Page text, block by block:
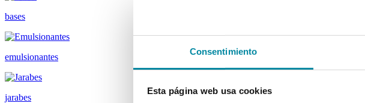
Consentimiento
Esta página web usa cookies
bases
emulsionantes
jarabes